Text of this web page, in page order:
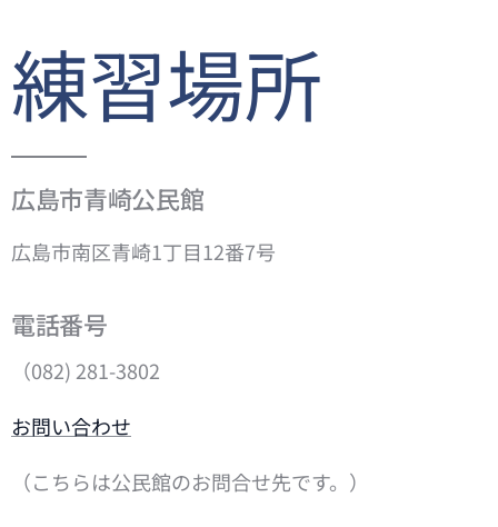
練習場所
広島市青崎公民館
広島市南区青崎1丁目12番7号
電話番号
（082) 281-3802
お問い合わせ
（こちらは公民館のお問合せ先です。）